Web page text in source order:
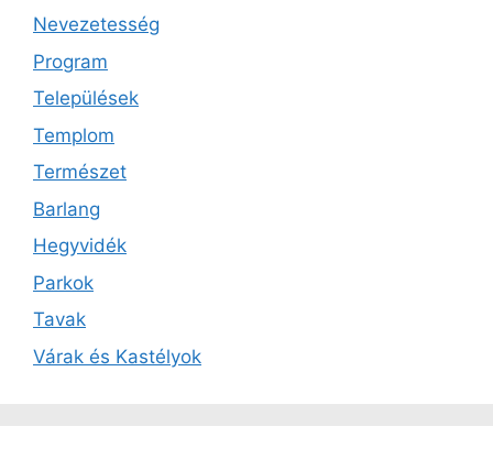
Nevezetesség
Program
Települések
Templom
Természet
Barlang
Hegyvidék
Parkok
Tavak
Várak és Kastélyok